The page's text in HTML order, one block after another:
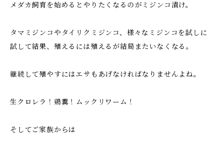
メダカ飼育を始めるとやりたくなるのがミジンコ漬け。
タマミジンコやタイリクミジンコ、様々なミジンコを試しに
試して結果、殖えるには殖えるが結局またいなくなる。
継続して殖やすにはエサもあげなければなりませんよね。
生クロレラ！鶏糞！ムックリワーム！
そしてご家族からは